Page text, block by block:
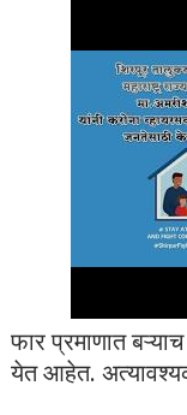
फार प्रमाणात
येत आहेत.